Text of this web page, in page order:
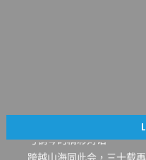
筝声与琴韵交汇：刘励(Li
跨越山海同此会，三十载